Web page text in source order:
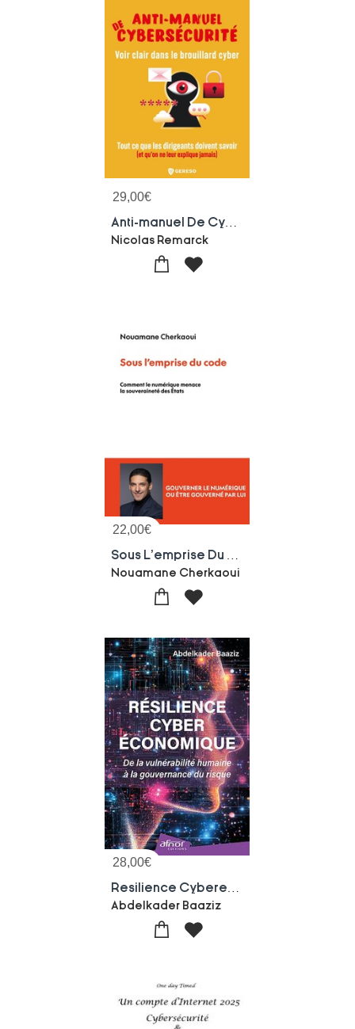
29,00€
Nicolas Remarck
22,00€
Nouamane Cherkaoui
28,00€
Abdelkader Baaziz